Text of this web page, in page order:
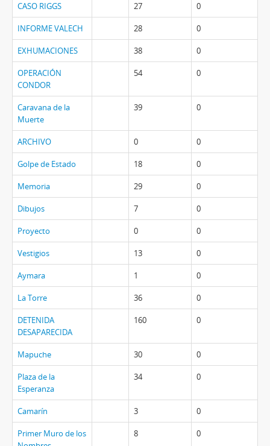
CASO RIGGS 27 0
INFORME VALECH 28 0
EXHUMACIONES 38 0
OPERACIÓN
CONDOR
54 0
Caravana de la
Muerte
39 0
ARCHIVO 0 0
Golpe de Estado 18 0
Memoria 29 0
Dibujos 7 0
Proyecto 0 0
Vestigios 13 0
Aymara 1 0
La Torre 36 0
DETENIDA
DESAPARECIDA
160 0
Mapuche 30 0
Plaza de la
Esperanza
34 0
Camarín 3 0
Primer Muro de los
8 0